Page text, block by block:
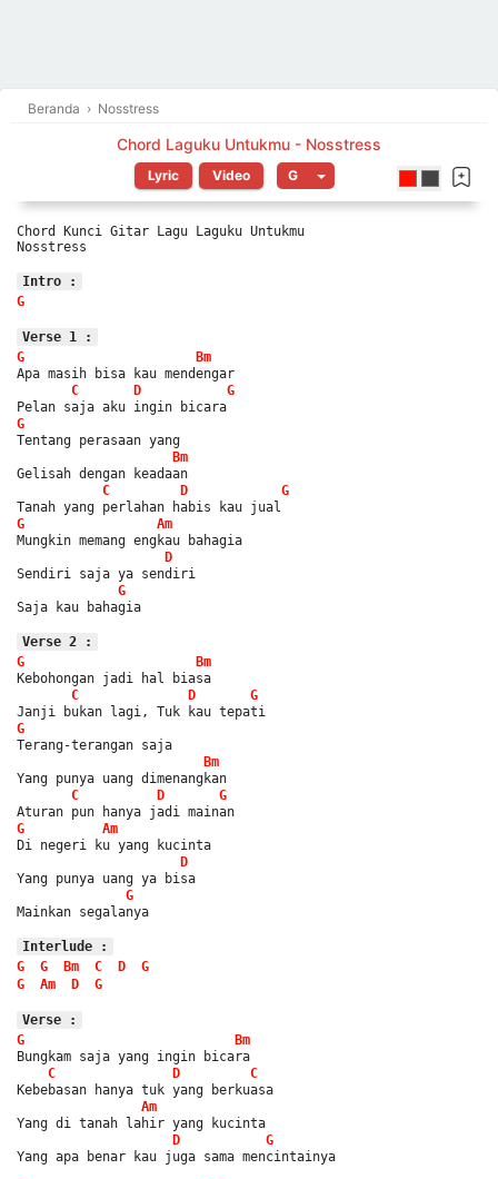
Beranda › Nosstress
Chord Laguku Untukmu - Nosstress
Lyric Video
Chord Kunci Gitar Lagu Laguku Untukmu
Nosstress
Intro :
G
Verse 1 :
G
Bm
Apa masih bisa kau mendengar
C
D
G
Pelan saja aku ingin bicara
G
Tentang perasaan yang
Bm
Gelisah dengan keadaan
C
D
G
Tanah yang perlahan habis kau jual
G
Am
Mungkin memang engkau bahagia
D
Sendiri saja ya sendiri
G
Saja kau bahagia
Verse 2 :
G
Bm
Kebohongan jadi hal biasa
C
D
G
Janji bukan lagi, Tuk kau tepati
G
Terang-terangan saja
Bm
Yang punya uang dimenangkan
C
D
G
Aturan pun hanya jadi mainan
G
Am
Di negeri ku yang kucinta
D
Yang punya uang ya bisa
G
Mainkan segalanya
Interlude :
G
G Bm C D
G
G
Am D G
Verse :
G
Bm
Bungkam saja yang ingin bicara
C
D
C
Kebebasan hanya tuk yang berkuasa
Am
Yang di tanah lahir yang kucinta
D
G
Yang apa benar kau juga sama mencintainya